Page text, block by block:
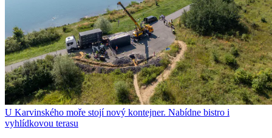
U Karvinského moře stojí nový kontejner. Nabídne bistro i
vyhlídkovou terasu